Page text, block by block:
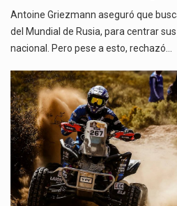
Antoine Griezmann aseguró que
del Mundial de Rusia, para centrar
nacional. Pero pese a esto, rechazó…